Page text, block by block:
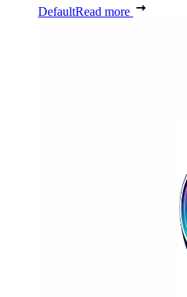
DefaultRead more